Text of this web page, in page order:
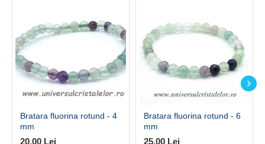
Bratara fluorina rotund - 4
mm
20,00 Lei
Bratara fluorina rotund - 6
mm
25,00 Lei